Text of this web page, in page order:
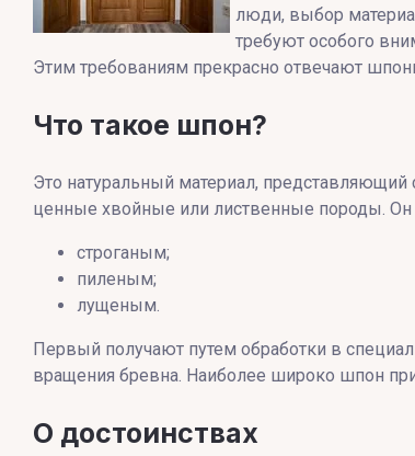
люди, выбор
требуют особого
Этим требованиям прекрасно отвечают
Что такое шпон?
Это натуральный материал,
ценные хвойные или лиственные породы.
строганым;
пиленым;
лущеным.
Первый получают путем обработки в
вращения бревна. Наиболее широко шпон
О достоинствах